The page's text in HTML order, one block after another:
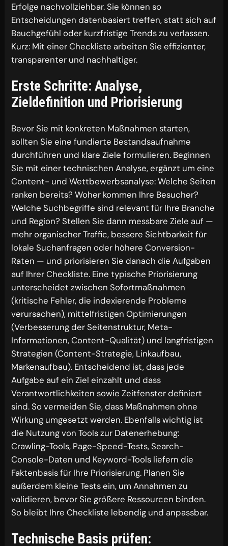
Erfolge nachvollziehbar. Sie können so
Entscheidungen datenbasiert treffen, statt sich auf
Bauchgefühl oder kurzfristige Trends zu verlassen.
Kurz: Mit einer Checkliste arbeiten Sie effizienter,
transparenter und nachhaltiger.
Erste Schritte: Analyse,
Zieldefinition und Priorisierung
Bevor Sie mit konkreten Maßnahmen starten,
sollten Sie eine fundierte Bestandsaufnahme
durchführen und klare Ziele formulieren. Beginnen
Sie mit einer technischen Analyse, ergänzt um eine
Content- und Wettbewerbsanalyse: Welche Seiten
ranken bereits? Woher kommen Ihre Besucher?
Welche Suchbegriffe sind relevant für Ihre Branche
und Region? Stellen Sie dann messbare Ziele auf —
mehr organischer Traffic, bessere Sichtbarkeit für
lokale Suchanfragen oder höhere Conversion-
Raten — und priorisieren Sie danach die Aufgaben
auf Ihrer Checkliste. Eine typische Priorisierung
unterscheidet zwischen Sofortmaßnahmen
(kritische Fehler, die indexierende Probleme
verursachen), mittelfristigen Optimierungen
(Verbesserung der Seitenstruktur, Meta-
Informationen, Content-Qualität) und langfristigen
Strategien (Content-Strategie, Linkaufbau,
Markenaufbau). Entscheidend ist, dass jede
Aufgabe auf ein Ziel einzahlt und dass
Verantwortlichkeiten sowie Zeitfenster definiert
sind. So vermeiden Sie, dass Maßnahmen ohne
Wirkung umgesetzt werden. Ebenfalls wichtig ist
die Nutzung von Tools zur Datenerhebung:
Crawling-Tools, Page-Speed-Tests, Search-
Console-Daten und Keyword-Tools liefern die
Faktenbasis für Ihre Priorisierung. Planen Sie
außerdem kleine Tests ein, um Annahmen zu
validieren, bevor Sie größere Ressourcen binden.
So bleibt Ihre Checkliste lebendig und anpassbar.
Technische Basis prüfen: